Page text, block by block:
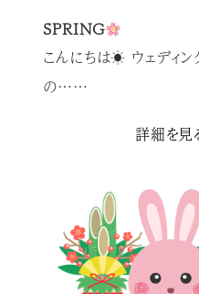
SPRING
こんにちは☀ ウェディン
の……
詳細を見